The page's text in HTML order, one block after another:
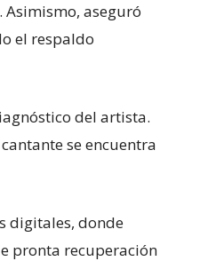
aseguró
el respaldo
del artista.
se encuentra
digitales, donde
pronta recuperación